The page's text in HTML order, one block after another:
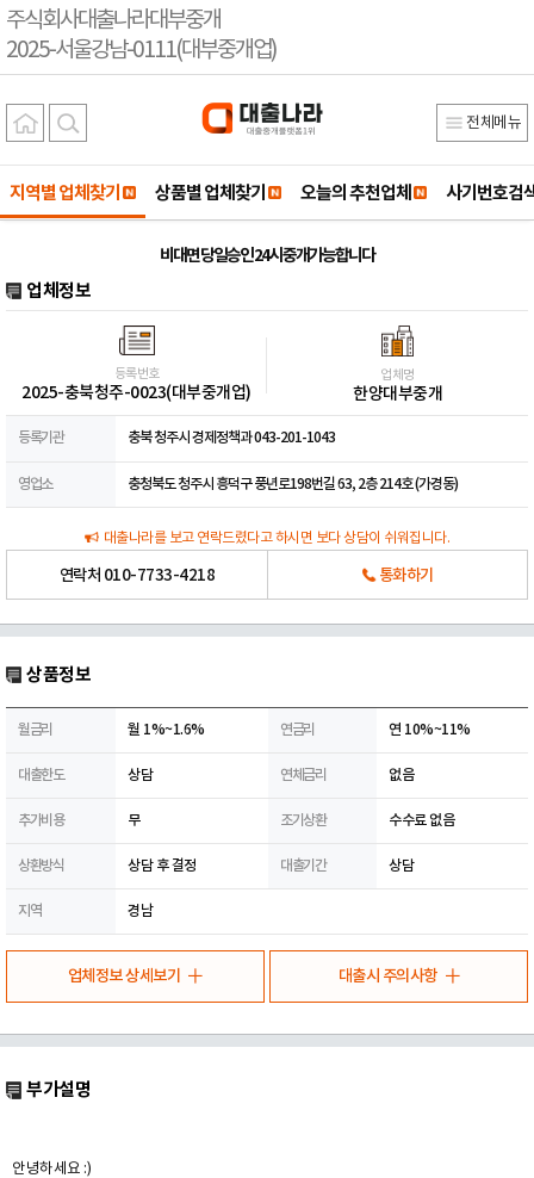
주식회사대출나라대부중개
2025-서울강남-0111(대부중개업)
전체메뉴
지역별 업체찾기 상품별 업체찾기 오늘의 추천업체 사기번호검
비대면 당일승인 24시 중개가능합니다
업체정보
등록번호
2025-충북청주-0023(대부중개업)
업체명
한양대부중개
등록기관 충북 청주시 경제정책과 043-201-1043
영업소 충청북도 청주시 흥덕구 풍년로198번길 63, 2층 214호 (가경동)
대출나라를 보고 연락드렸다고 하시면 보다 상담이 쉬워집니다.
연락처 010-7733-4218 통화하기
상품정보
월금리 월 1%~1.6% 연금리 연 10%~11%
대출한도 상담 연체금리 없음
추가비용 무 조기상환 수수료 없음
상환방식 상담 후 결정 대출기간 상담
지역 경남
업체정보 상세보기 대출시 주의사항
부가설명
안녕하세요 :)